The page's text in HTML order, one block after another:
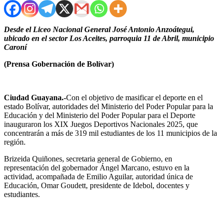
Desde el Liceo Nacional General José Antonio Anzoátegui,
ubicado en el sector Los Aceites, parroquia 11 de Abril, municipio
Caroní
(Prensa Gobernación de Bolívar)
Ciudad Guayana.-Con el objetivo de masificar el deporte en el
estado Bolívar, autoridades del Ministerio del Poder Popular para la
Educación y del Ministerio del Poder Popular para el Deporte
inauguraron los XIX Juegos Deportivos Nacionales 2025, que
concentrarán a más de 319 mil estudiantes de los 11 municipios de la
región.
Brizeida Quiñones, secretaria general de Gobierno, en
representación del gobernador Ángel Marcano, estuvo en la
actividad, acompañada de Emilio Aguilar, autoridad única de
Educación, Omar Goudett, presidente de Idebol, docentes y
estudiantes.